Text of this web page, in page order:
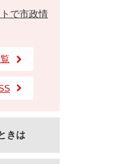
で市政情
きは